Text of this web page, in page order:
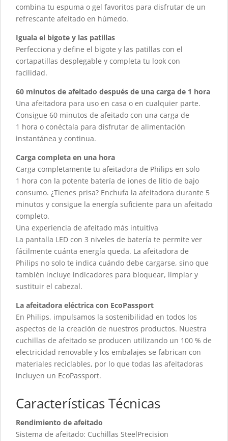
combina tu espuma o gel favoritos para disfrutar de un
refrescante afeitado en húmedo.
Iguala el bigote y las patillas
Perfecciona y define el bigote y las patillas con el
cortapatillas desplegable y completa tu look con
facilidad.
60 minutos de afeitado después de una carga de 1 hora
Una afeitadora para uso en casa o en cualquier parte.
Consigue 60 minutos de afeitado con una carga de
1 hora o conéctala para disfrutar de alimentación
instantánea y continua.
Carga completa en una hora
Carga completamente tu afeitadora de Philips en solo
1 hora con la potente batería de iones de litio de bajo
consumo. ¿Tienes prisa? Enchufa la afeitadora durante 5
minutos y consigue la energía suficiente para un afeitado
completo.
Una experiencia de afeitado más intuitiva
La pantalla LED con 3 niveles de batería te permite ver
fácilmente cuánta energía queda. La afeitadora de
Philips no solo te indica cuándo debe cargarse, sino que
también incluye indicadores para bloquear, limpiar y
sustituir el cabezal.
La afeitadora eléctrica con EcoPassport
En Philips, impulsamos la sostenibilidad en todos los
aspectos de la creación de nuestros productos. Nuestra
cuchillas de afeitado se producen utilizando un 100 % de
electricidad renovable y los embalajes se fabrican con
materiales reciclables, por lo que todas las afeitadoras
incluyen un EcoPassport.
Características Técnicas
Rendimiento de afeitado
Sistema de afeitado: Cuchillas SteelPrecision